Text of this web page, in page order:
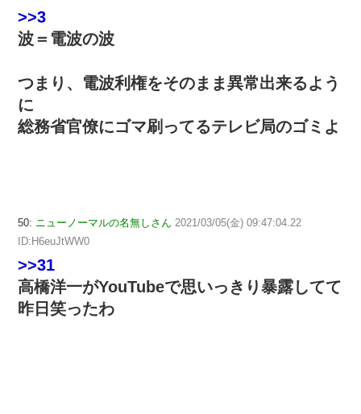
>>3
波＝電波の波
つまり、電波利権をそのまま異常出来るよう
に
総務省官僚にゴマ刷ってるテレビ局のゴミよ
50: ニューノーマルの名無しさん 2021/03/05(金) 09:47:04.22
ID:H6euJtWW0
>>31
高橋洋一がYouTubeで思いっきり暴露してて
昨日笑ったわ